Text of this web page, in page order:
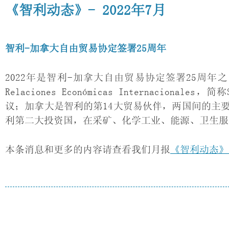
《智利动态》- 2022年7月
智利-加拿大自由贸易协定签署25周年
2022年是智利-加拿大自由贸易协定签署25周年
Relaciones Económicas Internacionales，简称
议；加拿大是智利的第14大贸易伙伴，两国间的主
利第二大投资国，在采矿、化学工业、能源、卫生
本条消息和更多的内容请查看我们月报 《智利动态